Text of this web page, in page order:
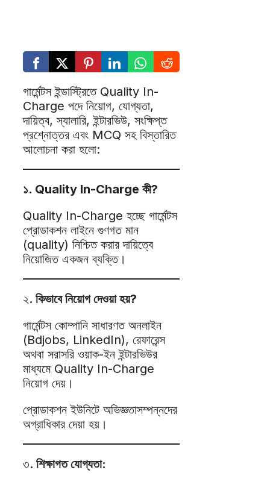
গার্মেন্টস ইন্ডাস্ট্রিতে Quality In-
Charge পদে নিয়োগ, যোগ্যতা,
দায়িত্ব, স্যালারি, ইন্টারভিউ, সংক্ষিপ্ত
প্রশ্নোত্তর এবং MCQ সহ বিস্তারিত
আলোচনা করা হলো:
১. Quality In-Charge কী?
Quality In-Charge হচ্ছে গার্মেন্টস
প্রোডাকশন লাইনে গুণগত মান
(quality) নিশ্চিত করার দায়িত্বে
নিয়োজিত একজন ব্যক্তি।
২. কিভাবে নিয়োগ দেওয়া হয়?
গার্মেন্টস কোম্পানি সাধারণত অনলাইন
(Bdjobs, LinkedIn), রেফারেন্স
অথবা সরাসরি ওয়াক-ইন ইন্টারভিউর
মাধ্যমে Quality In-Charge
নিয়োগ দেয়।
প্রোডাকশন ইউনিটে অভিজ্ঞতাসম্পন্নদের
অগ্রাধিকার দেয়া হয়।
৩. শিক্ষাগত যোগ্যতা: